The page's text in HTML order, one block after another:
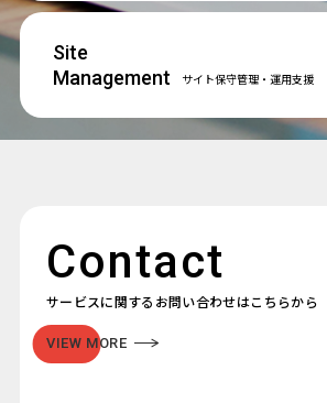
Site
Management
サイト保守管理・運用支援
Contact
サービスに関するお問い合わせはこちらから
VIEW MORE